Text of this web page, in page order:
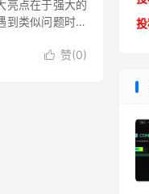
亮点在于强大的
到类似问题时便
 赞(0)